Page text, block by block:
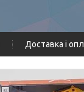
Доставка і